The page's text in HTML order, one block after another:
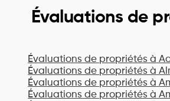
Évaluations de
Évaluations de propriétés à
Évaluations de propriétés à
Évaluations de propriétés à
Évaluations de propriétés à